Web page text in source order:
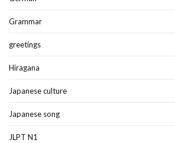
Grammar
greetings
Hiragana
Japanese culture
Japanese song
JLPT N1